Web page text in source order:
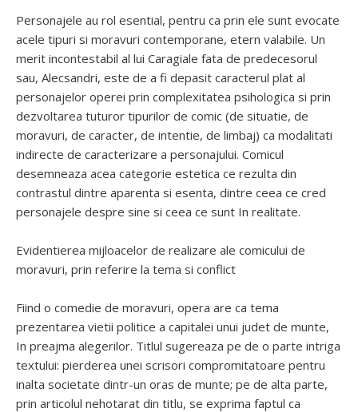
Personajele au rol esential, pentru ca prin ele sunt evocate
acele tipuri si moravuri contemporane, etern valabile. Un
merit incontestabil al lui Caragiale fata de predecesorul
sau, Alecsandri, este de a fi depasit caracterul plat al
personajelor operei prin complexitatea psihologica si prin
dezvoltarea tuturor tipurilor de comic (de situatie, de
moravuri, de caracter, de intentie, de limbaj) ca modalitati
indirecte de caracterizare a personajului. Comicul
desemneaza acea categorie estetica ce rezulta din
contrastul dintre aparenta si esenta, dintre ceea ce cred
personajele despre sine si ceea ce sunt In realitate.
Evidentierea mijloacelor de realizare ale comicului de
moravuri, prin referire la tema si conflict
Fiind o comedie de moravuri, opera are ca tema
prezentarea vietii politice a capitalei unui judet de munte,
In preajma alegerilor. Titlul sugereaza pe de o parte intriga
textului: pierderea unei scrisori compromitatoare pentru
inalta societate dintr-un oras de munte; pe de alta parte,
prin articolul nehotarat din titlu, se exprima faptul ca